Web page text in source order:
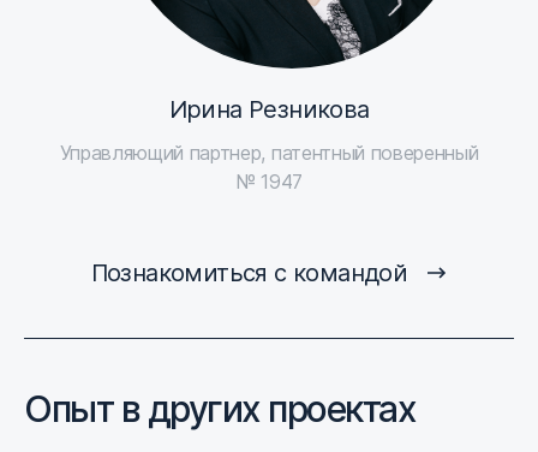
Ирина Резникова
Управляющий партнер, патентный поверенный
№ 1947
Познакомиться с командой
Опыт в других проектах